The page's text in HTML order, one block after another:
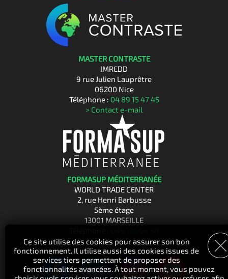
MASTER CONTRASTE
IMREDD
9 rue Julien Lauprêtre
06200 Nice
Téléphone : 04 89 15 47 45
> Contact e-mail
FORMASUP MÉDITERRANÉE
WORLD TRADE CENTER
2, rue Henri Barbusse
5ème étage
13001 MARSEILLE
> Contact e-mail
Ce site utilise des cookies pour assurer son bon
fonctionnement. Il utilise aussi des cookies issues de
services tiers permettant de proposer des
fonctionnalités avancées. À tout moment, vous pouvez